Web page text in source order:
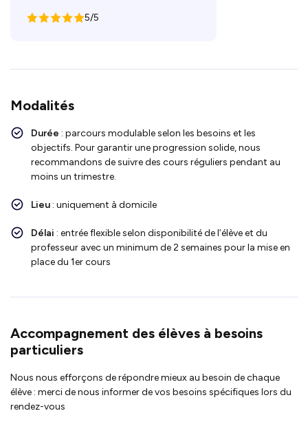
5/5
Modalités
Durée : parcours modulable selon les besoins et les
objectifs. Pour garantir une progression solide, nous
recommandons de suivre des cours réguliers pendant au
moins un trimestre.
Lieu : uniquement à domicile
Délai : entrée flexible selon disponibilité de l’élève et du
professeur avec un minimum de 2 semaines pour la mise en
place du 1er cours
Accompagnement des élèves à besoins
particuliers
Nous nous efforçons de répondre mieux au besoin de chaque
élève : merci de nous informer de vos besoins spécifiques lors du
rendez-vous